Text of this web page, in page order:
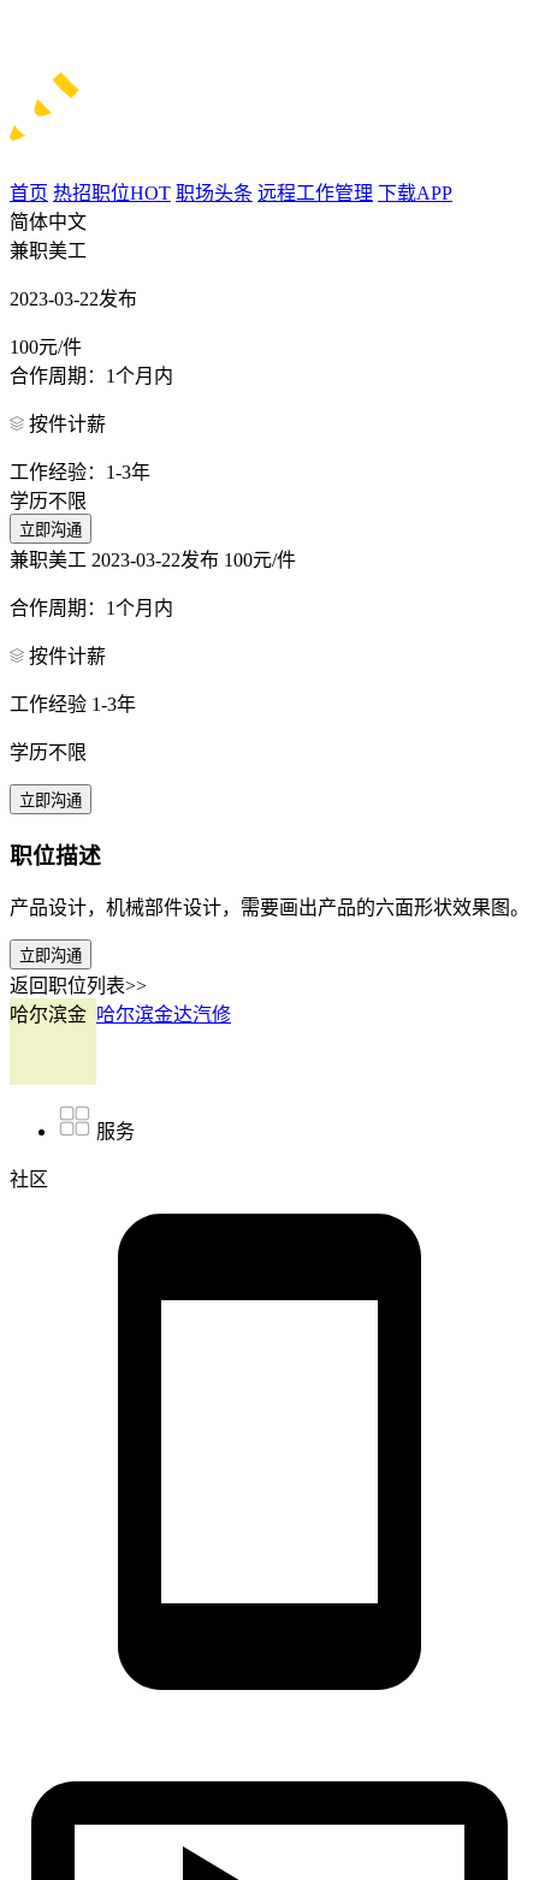
首页 热招职位HOT 职场头条 远程工作管理 下载APP
简体中文
兼职美工
2023-03-22发布
100元/件
合作周期：1个月内
按件计薪
工作经验：1-3年
学历不限
立即沟通
兼职美工 2023-03-22发布 100元/件
合作周期：1个月内
按件计薪
工作经验 1-3年
学历不限
立即沟通
职位描述
产品设计，机械部件设计，需要画出产品的六面形状效果图。
立即沟通
返回职位列表>>
哈尔滨金 哈尔滨金达汽修
服务
社区